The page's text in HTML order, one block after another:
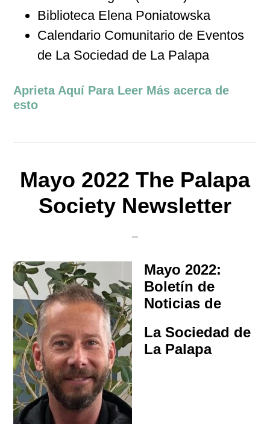
Biblioteca Elena Poniatowska
Calendario Comunitario de Eventos
de La Sociedad de La Palapa
Aprieta Aquí Para Leer Más acerca de
esto
Mayo 2022 The Palapa
Society Newsletter
Mayo 2022:
Boletín de
Noticias de
La Sociedad de
La Palapa